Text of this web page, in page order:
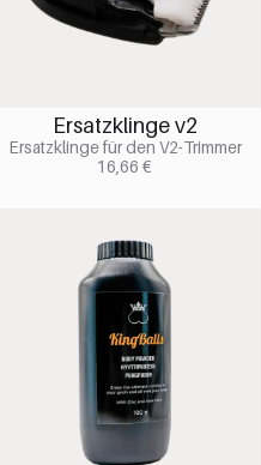
Ersatzklinge v2
Ersatzklinge für den V2-Trimmer
16,66 €